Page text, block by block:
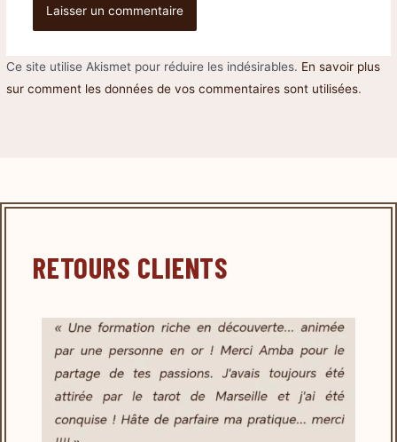
Ce site utilise Akismet pour réduire les indésirables. En savoir plus
sur comment les données de vos commentaires sont utilisées.
RETOURS CLIENTS